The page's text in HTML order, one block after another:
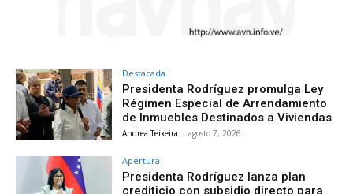
Destacada
Presidenta Rodríguez promulga Ley
Régimen Especial de Arrendamiento
de Inmuebles Destinados a Viviendas
Andrea Teixeira - agosto 7, 2026
Apertura
Presidenta Rodríguez lanza plan
crediticio con subsidio directo para